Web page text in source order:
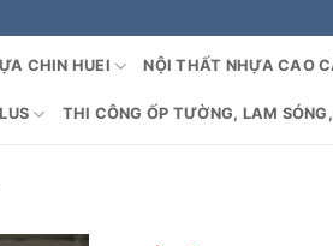
CHIN HUEI NỘI THẤT NHỰA CAO
THI CÔNG ỐP TƯỜNG, LAM